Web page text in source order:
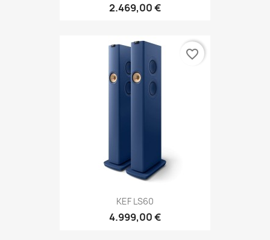
2.469,00 €
KEF LS60
4.999,00 €
favorite_border